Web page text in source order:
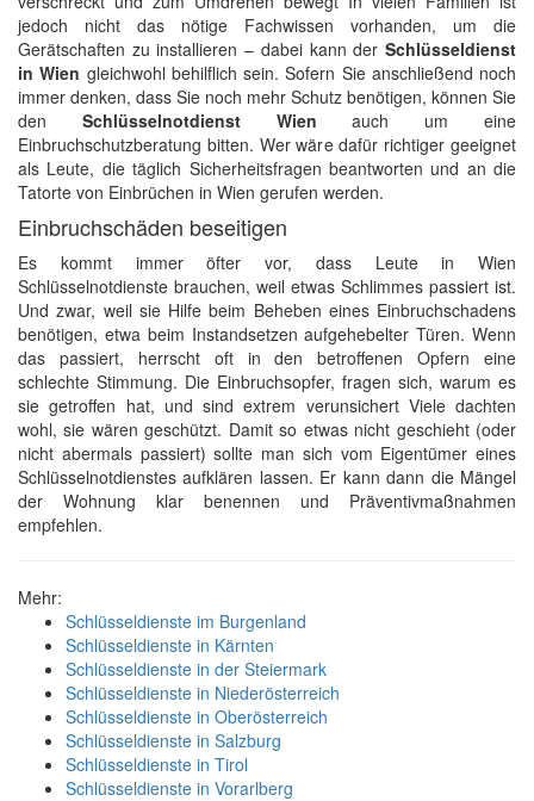
jedoch nicht das nötige Fachwissen vorhanden, um die
Gerätschaften zu installieren – dabei kann der Schlüsseldienst
in Wien gleichwohl behilflich sein. Sofern Sie anschließend noch
immer denken, dass Sie noch mehr Schutz benötigen, können Sie
den Schlüsselnotdienst Wien auch um eine
Einbruchschutzberatung bitten. Wer wäre dafür richtiger geeignet
als Leute, die täglich Sicherheitsfragen beantworten und an die
Tatorte von Einbrüchen in Wien gerufen werden.
Einbruchschäden beseitigen
Es kommt immer öfter vor, dass Leute in Wien
Schlüsselnotdienste brauchen, weil etwas Schlimmes passiert ist.
Und zwar, weil sie Hilfe beim Beheben eines Einbruchschadens
benötigen, etwa beim Instandsetzen aufgehebelter Türen. Wenn
das passiert, herrscht oft in den betroffenen Opfern eine
schlechte Stimmung. Die Einbruchsopfer, fragen sich, warum es
sie getroffen hat, und sind extrem verunsichert Viele dachten
wohl, sie wären geschützt. Damit so etwas nicht geschieht (oder
nicht abermals passiert) sollte man sich vom Eigentümer eines
Schlüsselnotdienstes aufklären lassen. Er kann dann die Mängel
der Wohnung klar benennen und Präventivmaßnahmen
empfehlen.
Mehr:
Schlüsseldienste im Burgenland
Schlüsseldienste in Kärnten
Schlüsseldienste in der Steiermark
Schlüsseldienste in Niederösterreich
Schlüsseldienste in Oberösterreich
Schlüsseldienste in Salzburg
Schlüsseldienste in Tirol
Schlüsseldienste in Vorarlberg